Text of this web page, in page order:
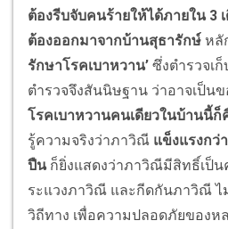
ต้องรีบจับคนร้ายให้ได้ภายใน 3
ต้องออกมาจากบ้านสุธารักษ์ หลั
รักษาโรคเบาหวาน’ ซึ่งตำรวจเ
ตำรวจจึงสันนิษฐาน ว่าอาจเป็น
โรคเบาหวานคนเดียวในบ้านนี้ก็
รู้ความจริงว่าภาวิณี แข็งแรงกว่
ปืนก็ยิ่งแสดงว่าภาวิณีมีสิทธิ์เป็
ระแวงภาวิณี และกีดกันภาวิณี ไ
วิถีทาง เพื่อความปลอดภัยของ